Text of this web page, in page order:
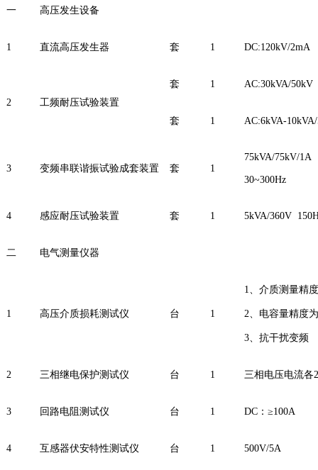
一 高压发生设备
1 直流高压发生器 套 1 DC:120kV/2mA
2 工频耐压试验装置
套 1 AC:30kVA/50kV
套 1 AC:6kVA-
3 变频串联谐振试验成套装置 套 1
75kVA/75kV/1A
30~300Hz
4 感应耐压试验装置 套 1 5kVA/360V
二 电气测量仪器
1 高压介质损耗测试仪 台 1
1、介质测量精
2、电容量精度
3、抗干扰变频
2 三相继电保护测试仪 台 1 三相电压电流各
3 回路电阻测试仪 台 1 DC：≥100A
4 互感器伏安特性测试仪 台 1 500V/5A